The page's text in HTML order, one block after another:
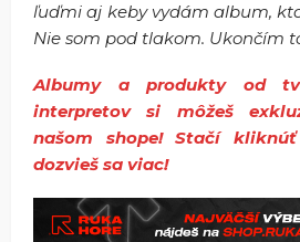
ľuďmi aj keby vydám album,
Nie som pod tlakom. Ukončím
Albumy a produkty od
interpretov si môžeš
našom shope! Stačí
dozvieš sa viac!